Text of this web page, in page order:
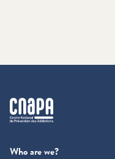
cnapa
Who are we?